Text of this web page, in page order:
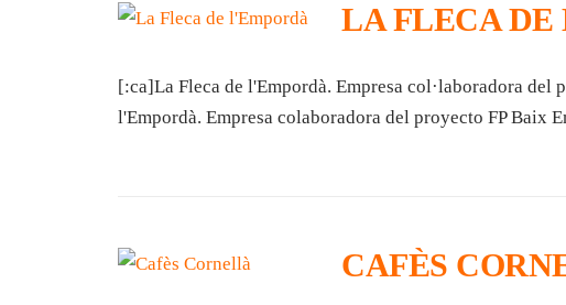
LA FLECA DE
[:ca]La Fleca de l'Empordà. Empresa col·laboradora del
l'Empordà. Empresa colaboradora del proyecto FP Baix
CAFÈS